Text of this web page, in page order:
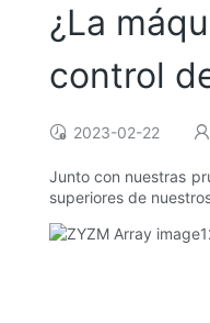
¿La
control
2023-02-22
Junto con nuestras
superiores de